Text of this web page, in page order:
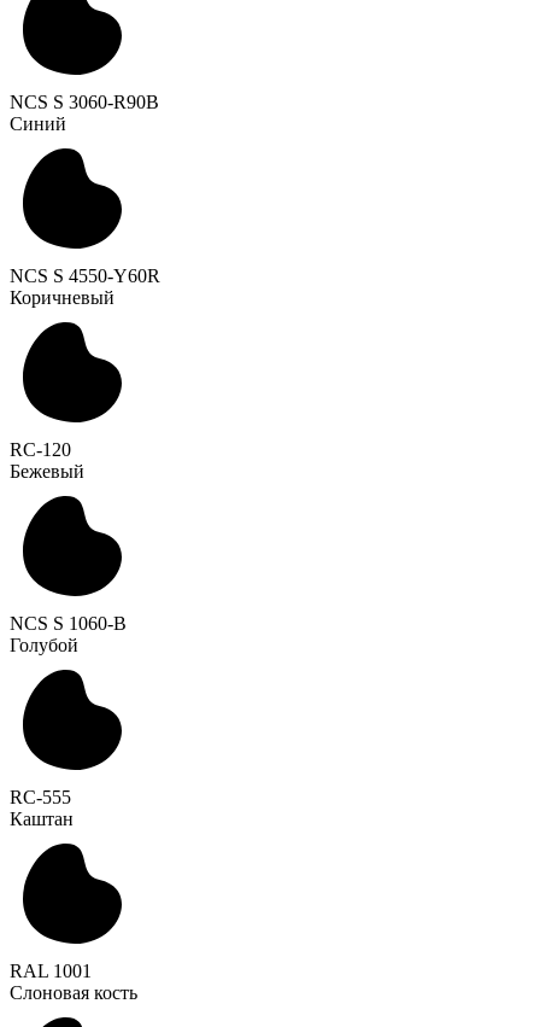
NCS S 3060-R90B
Синий
NCS S 4550-Y60R
Коричневый
RC-120
Бежевый
NCS S 1060-B
Голубой
RC-555
Каштан
RAL 1001
Слоновая кость